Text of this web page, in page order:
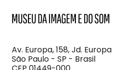
Imagem
e
do
Av. Europa, 158, Jd. Europa
São Paulo - SP - Brasil